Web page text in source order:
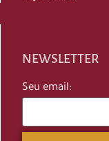
NEWSLETTER
Seu email: